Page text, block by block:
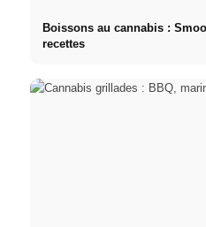
Boissons au cannabis :
recettes